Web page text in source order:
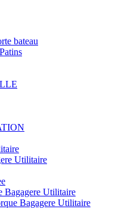
bateau
Utilitaire
Bagagere Utilitaire
Bagagere Utilitaire